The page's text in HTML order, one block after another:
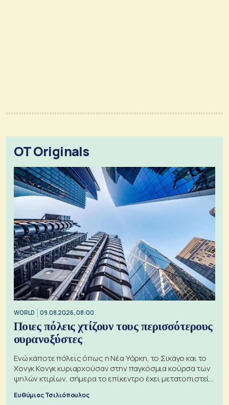
OT Originals
WORLD 09.08.2026, 08:00
Ποιες πόλεις χτίζουν τους περισσότερους
ουρανοξύστες
Ενώ κάποτε πόλεις όπως η Νέα Υόρκη, το Σικάγο και το
Χονγκ Κονγκ κυριαρχούσαν στην παγκόσμια κούρσα των
ψηλών κτιρίων, σήμερα το επίκεντρο έχει μετατοπιστεί
Ευθύμιος Τσιλιόπουλος